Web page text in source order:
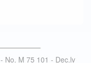
- No. M 75 101 - Dec.lv